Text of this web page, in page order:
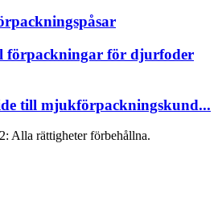
för djurfoder
till mjukförpackningskund...
Alla rättigheter förbehållna.